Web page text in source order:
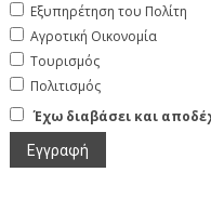
Εξυπηρέτηση του Πολίτη
Αγροτική Οικονομία
Τουρισμός
Πολιτισμός
Έχω διαβάσει και